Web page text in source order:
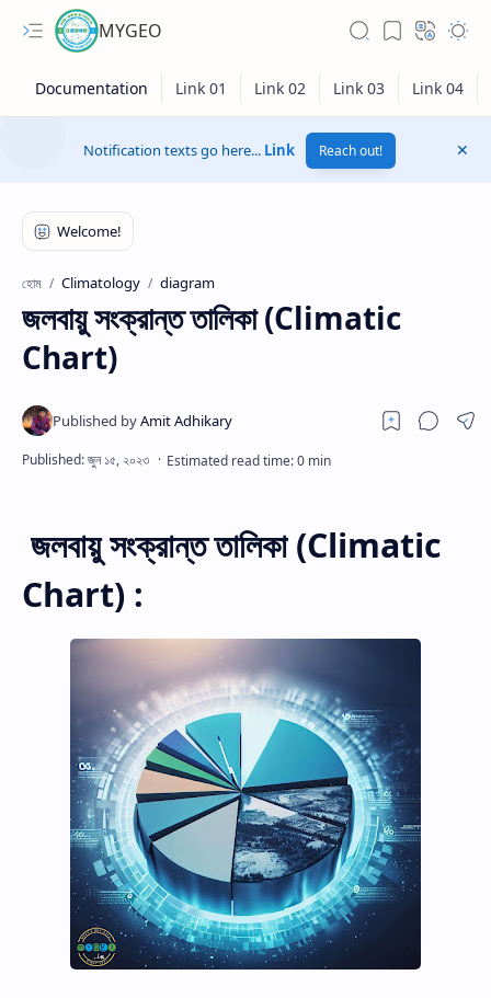
MYGEO
Notification texts go here... Link Reach out!
হোম Climatology diagram
জলবায়ু সংক্রান্ত তালিকা (Climatic
Chart)
জলবায়ু সংক্রান্ত তালিকা (Climatic
Chart) :